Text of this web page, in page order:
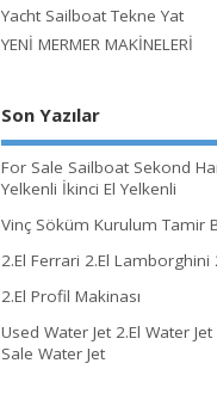
Yacht Sailboat Tekne Yat
YENİ MERMER MAKİNELERİ
Son Yazılar
For Sale Sailboat Sekond
Yelkenli İkinci El Yelkenli
Vinç Söküm Kurulum Tamir
2.El Ferrari 2.El Lamborghini
2.El Profil Makinası
Used Water Jet 2.El Water
Sale Water Jet